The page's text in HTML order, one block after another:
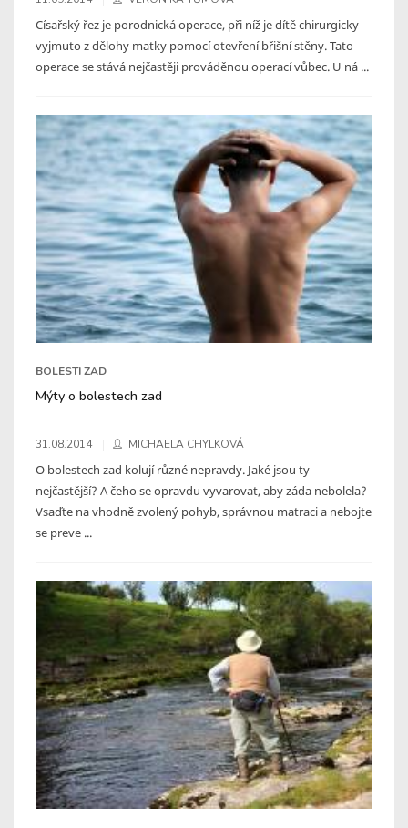
Císařský řez je porodnická operace, při níž je dítě chirurgicky
vyjmuto z dělohy matky pomocí otevření břišní stěny. Tato
operace se stává nejčastěji prováděnou operací vůbec. U ná ...
BOLESTI ZAD
Mýty o bolestech zad
31.08.2014 MICHAELA CHYLKOVÁ
O bolestech zad kolují různé nepravdy. Jaké jsou ty
nejčastější? A čeho se opravdu vyvarovat, aby záda nebolela?
Vsaďte na vhodně zvolený pohyb, správnou matraci a nebojte
se preve ...